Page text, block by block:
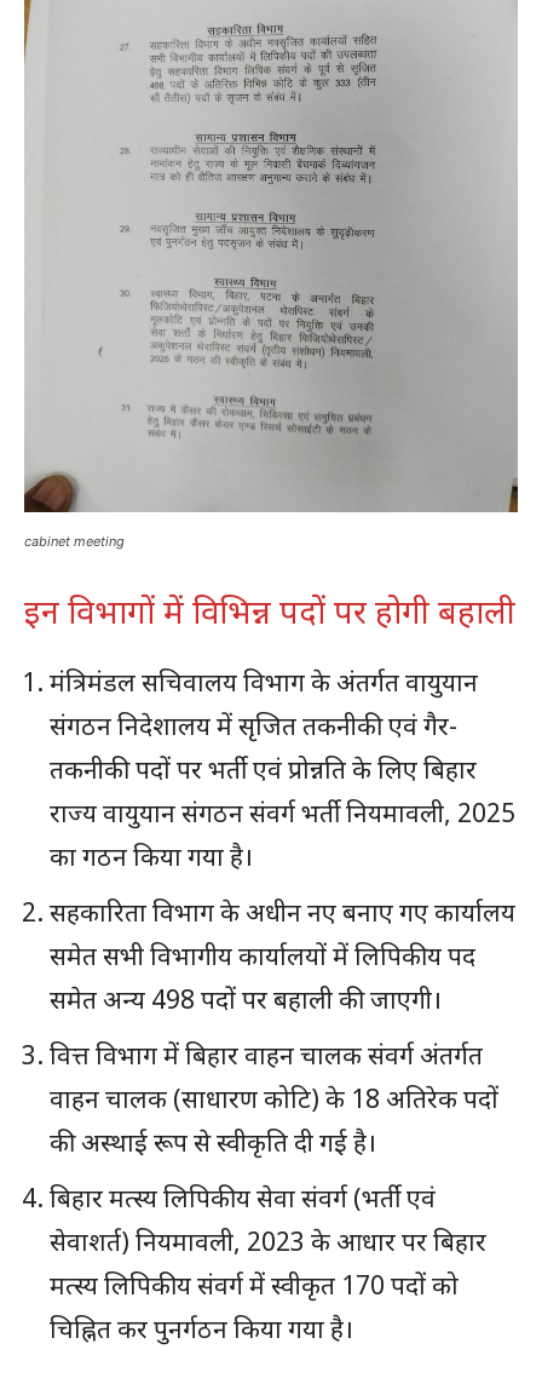
cabinet meeting
इन विभागों में विभिन्न पदों पर होगी बहाली
मंत्रिमंडल सचिवालय विभाग के अंतर्गत वायुयान
संगठन निदेशालय में सृजित तकनीकी एवं गैर-
तकनीकी पदों पर भर्ती एवं प्रोन्नति के लिए बिहार
राज्य वायुयान संगठन संवर्ग भर्ती नियमावली, 2025
का गठन किया गया है।
सहकारिता विभाग के अधीन नए बनाए गए कार्यालय
समेत सभी विभागीय कार्यालयों में लिपिकीय पद
समेत अन्य 498 पदों पर बहाली की जाएगी।
वित्त विभाग में बिहार वाहन चालक संवर्ग अंतर्गत
वाहन चालक (साधारण कोटि) के 18 अतिरेक पदों
की अस्थाई रूप से स्वीकृति दी गई है।
बिहार मत्स्य लिपिकीय सेवा संवर्ग (भर्ती एवं
सेवाशर्त) नियमावली, 2023 के आधार पर बिहार
मत्स्य लिपिकीय संवर्ग में स्वीकृत 170 पदों को
चिह्नित कर पुनर्गठन किया गया है।